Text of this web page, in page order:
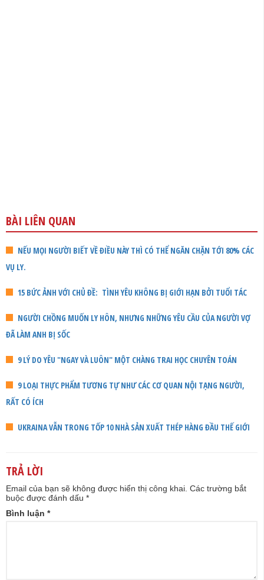
BÀI LIÊN QUAN
NẾU MỌI NGƯỜI BIẾT VỀ ĐIỀU NÀY THÌ CÓ THỂ NGĂN CHẶN TỚI 80% CÁC
VỤ LY.
15 BỨC ẢNH VỚI CHỦ ĐỀ: TÌNH YÊU KHÔNG BỊ GIỚI HẠN BỞI TUỔI TÁC
NGƯỜI CHỒNG MUỐN LY HÔN, NHƯNG NHỮNG YÊU CẦU CỦA NGƯỜI VỢ
ĐÃ LÀM ANH BỊ SỐC
9 LÝ DO YÊU "NGAY VÀ LUÔN" MỘT CHÀNG TRAI HỌC CHUYÊN TOÁN
9 LOẠI THỰC PHẨM TƯƠNG TỰ NHƯ CÁC CƠ QUAN NỘI TẠNG NGƯỜI,
RẤT CÓ ÍCH
UKRAINA VẪN TRONG TỐP 10 NHÀ SẢN XUẤT THÉP HÀNG ĐẦU THẾ GIỚI
TRẢ LỜI
Email của bạn sẽ không được hiển thị công khai. Các trường bắt
buộc được đánh dấu *
Bình luận *